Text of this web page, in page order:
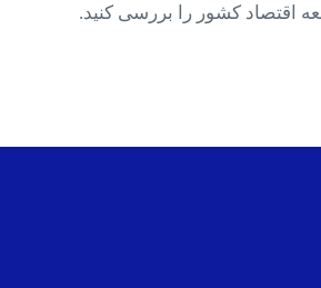
اقتصاد کشور را بررسی کنید.